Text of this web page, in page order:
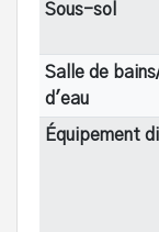
Sous-sol
Salle de
d'eau
Équipement